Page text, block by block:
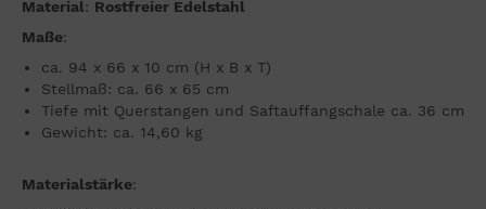
Material: Rostfreier Edelstahl
Maße:
ca. 94 x 66 x 10 cm (H x B x T)
Stellmaß: ca. 66 x 65 cm
Tiefe mit Querstangen und Saftauffangschale ca. 36 cm
Gewicht: ca. 14,60 kg
Materialstärke: